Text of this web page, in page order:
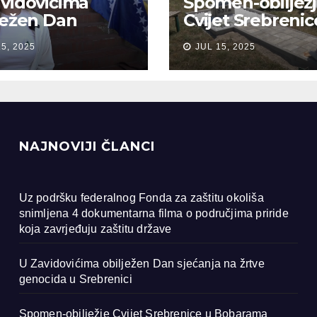
Dan
na žrtve
u
2025
Cvijet
Bobarama
JUL 15, 2025
NAJNOVIJI ČLANCI
Uz podršku federalnog Fonda za zaštitu okoliša
snimljena 4 dokumentarna filma o područjima priride
koja zavrjeđuju zaštitu države
U Zavidovićima obilježen Dan sjećanja na žrtve
genocida u Srebrenici
Spomen-obilježje Cvijet Srebrenice u Bobarama